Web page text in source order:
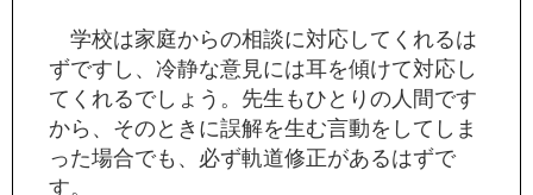
学校は家庭からの相談に対応してくれるは
ずですし、冷静な意見には耳を傾けて対応し
てくれるでしょう。先生もひとりの人間です
から、そのときに誤解を生む言動をしてしま
った場合でも、必ず軌道修正があるはずで
す。